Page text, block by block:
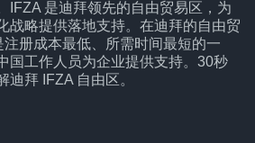
IFZA 是迪拜领先的自由贸易区，为
战略提供落地支持。在迪拜的自由贸
册成本最低、所需时间最短的一
国工作人员为企业提供支持。30秒
拜 IFZA 自由区。